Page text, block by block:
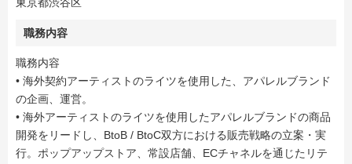
職務内容
職務内容
• 海外契約アーティストのライツを使用した、アパレルブランド
の企画、運営。
• 海外アーティストのライツを使用したアパレルブランドの商品
開発をリードし、BtoB / BtoC双方における販売戦略の立案・実
行。ポップアップストア、常設店舗、ECチャネルを通じたリテ